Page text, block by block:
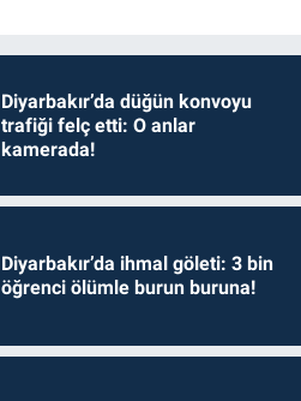
Diyarbakır’da düğün konvoyu
trafiği felç etti: O anlar
kamerada!
Diyarbakır’da ihmal göleti: 3 bin
öğrenci ölümle burun buruna!